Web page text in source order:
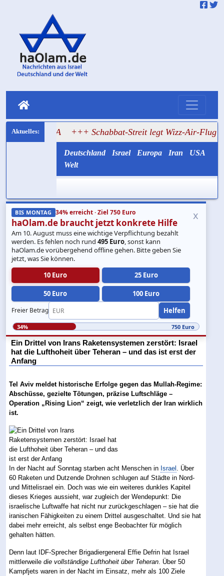
USA +++ Schabbat-Streit legt Wizz-Air-Flug nach Tel
Deutschland Israel Europa Iran
USA
Welt
BIS MONTAG 34% erreicht · Ziel 750 Euro
haOlam.de braucht jetzt konkrete Hilfe
Am 10. August muss eine wichtige Verpflichtung bezahlt
werden. Es fehlen noch rund495 Euro, sonst kann
haOlam.de vorübergehend offline gehen. Bitte geben Sie
jetzt, was Sie können.
10 Euro
25 Euro
50 Euro 100 Euro
Freier Betrag Helfen
x
34% 750 Euro
Ein Drittel von Irans Raketensystemen zerstört: Israel
hat die Lufthoheit über Teheran – und das ist erst der
Anfang
Tel Aviv meldet historische Erfolge gegen das Mullah-Regime:
Abschüsse, gezielte Tötungen, präzise Luftschläge –
Operation „Rising Lion“ zeigt, wie verletzlich der Iran wirklich
ist.
In der Nacht auf Sonntag starben acht Menschen in Israel . Über
60 Raketen und Dutzende Drohnen schlugen auf Städte in Nord-
und Mittelisrael ein. Doch was wie ein weiteres dunkles Kapitel
dieses Krieges aussieht, war zugleich der Wendepunkt: Die
israelische Luftwaffe hat nicht nur zurückgeschlagen – sie hat die
iranischen Fähigkeiten zu einem Drittel ausgeschaltet. Und sie hat
dabei mehr erreicht, als selbst enge Beobachter für möglich
gehalten hätten.
Denn laut IDF-Sprecher Brigadiergeneral Effie Defrin hat Israel
mittlerweiledie vollständige Lufthoheit über Teheran. Über 50
Kampfjets waren in der Nacht im Einsatz, mehr als 100 Ziele